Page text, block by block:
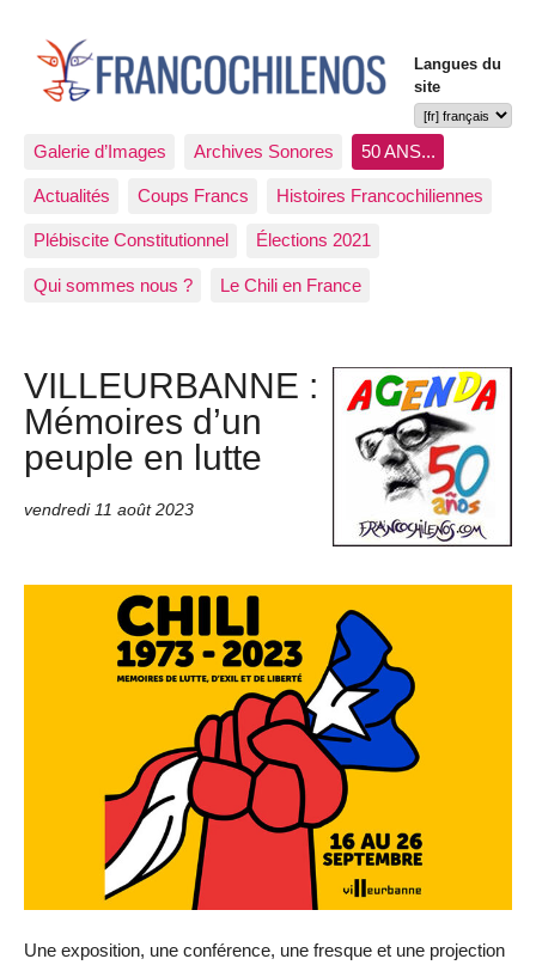
Langues du
site
Galerie d’Images Archives Sonores 50 ANS...
Actualités Coups Francs Histoires Francochiliennes
Plébiscite Constitutionnel Élections 2021
Qui sommes nous ? Le Chili en France
VILLEURBANNE :
Mémoires d’un
peuple en lutte
vendredi 11 août 2023
Une exposition, une conférence, une fresque et une projection